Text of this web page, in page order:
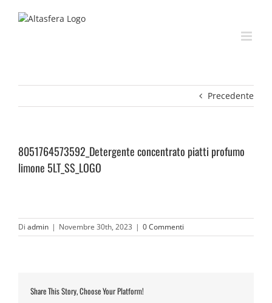
Precedente
8051764573592_Detergente concentrato piatti profumo
limone 5LT_SS_LOGO
Di admin | Novembre 30th, 2023 | 0 Commenti
Share This Story, Choose Your Platform!